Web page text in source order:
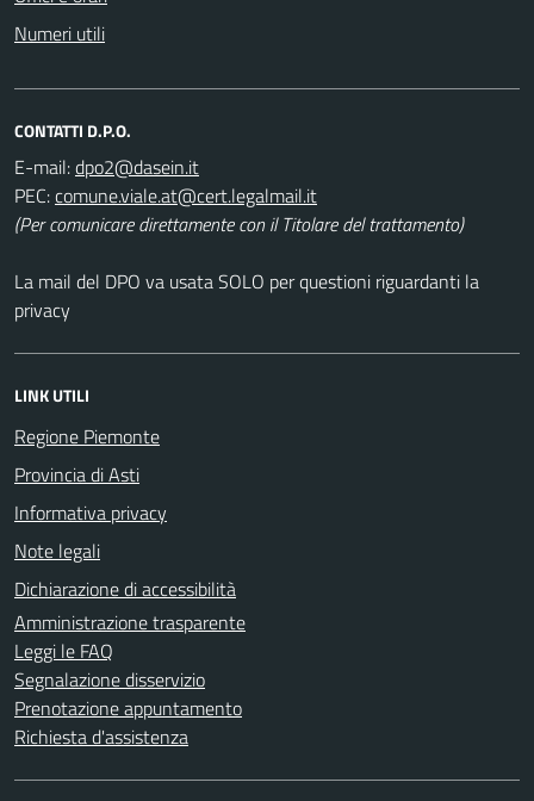
Numeri utili
CONTATTI D.P.O.
E-mail:
PEC:
(Per comunicare direttamente con il Titolare del trattamento)
La mail del DPO va usata SOLO per questioni riguardanti la
privacy
LINK UTILI
Regione Piemonte
Provincia di Asti
Informativa privacy
Note legali
Dichiarazione di accessibilità
Amministrazione trasparente
Leggi le FAQ
Segnalazione disservizio
Prenotazione appuntamento
Richiesta d'assistenza